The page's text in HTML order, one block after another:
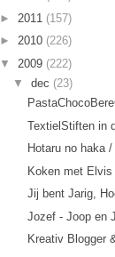
► 2011 (157)
► 2010 (226)
▼ 2009 (222)
▼dec (23)
TextielStiften in
Hotaru no haka
Koken met
Jij bent Jarig,
Jozef - Joop en
Kreativ Blogger